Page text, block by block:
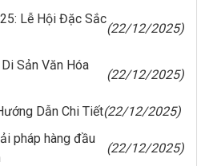
Lễ Hội Đặc Sắc
(22/12/2025)
Sản Văn Hóa
(22/12/2025)
Dẫn Chi Tiết(22/12/2025)
pháp hàng đầu
(22/12/2025)